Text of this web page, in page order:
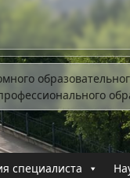
специалиста